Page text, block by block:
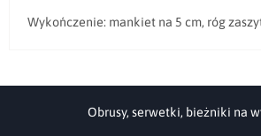
Wykończenie: mankiet na 5 cm, róg
Obrusy, serwetki, bieżniki na